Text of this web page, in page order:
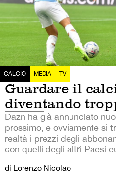
CALCIO MEDIA TV
Guardare il
diventando
Dazn ha già annunciato
prossimo, e ovviamente si
realtà i prezzi degli
con quelli degli altri Paesi
di Lorenzo Nicolao